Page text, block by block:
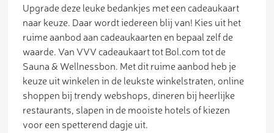
Upgrade deze leuke bedankjes met een cadeaukaart
naar keuze. Daar wordt iedereen blij van! Kies uit het
ruime aanbod aan cadeaukaarten en bepaal zelf de
waarde. Van VVV cadeaukaart tot Bol.com tot de
Sauna & Wellnessbon. Met dit ruime aanbod heb je
keuze uit winkelen in de leukste winkelstraten, online
shoppen bij trendy webshops, dineren bij heerlijke
restaurants, slapen in de mooiste hotels of kiezen
voor een spetterend dagje uit.